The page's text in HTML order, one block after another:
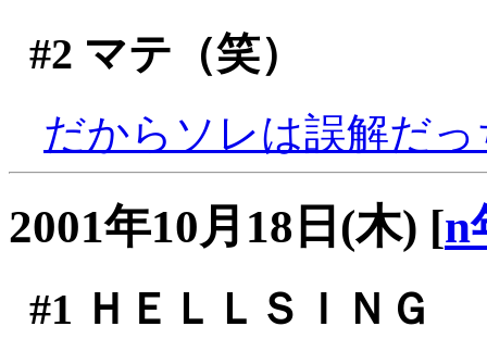
#2 マテ（笑）
だからソレは誤解だ
2001年10月18日(木) [n
#1 ＨＥＬＬＳＩＮＧ